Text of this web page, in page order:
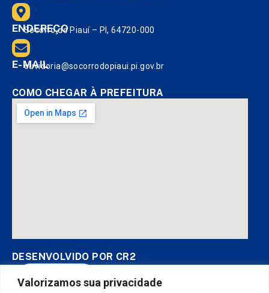
Valorizamos sua privacidade
ENDEREÇO
Socorro do Piauí – PI, 64720-000
E-MAIL
ouvidoria@socorrodopiaui.pi.gov.br
COMO CHEGAR À PREFEITURA
DESENVOLVIDO POR CR2